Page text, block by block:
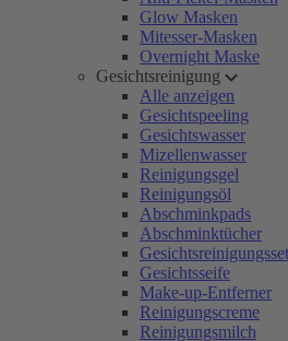
Glow Masken
Mitesser-Masken
Overnight Maske
Gesichtsreinigung
Alle anzeigen
Gesichtspeeling
Gesichtswasser
Mizellenwasser
Reinigungsgel
Reinigungsöl
Abschminkpads
Abschminktücher
Gesichtsseife
Make-up-Entferner
Reinigungscreme
Reinigungsmilch